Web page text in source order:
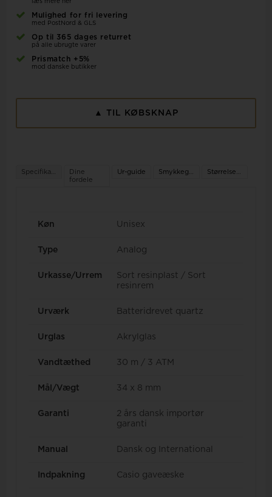
læs mere her
Mulighed for fri levering
med PostNord & GLS
Op til 365 dages returret
på alle ubrugte varer
Prismatch +5%
mod danske butikker
▲ TIL KØBSKNAP
Dine
fordele
Ur-guide
Køn Unisex
Type Analog
Urkasse/Urrem
Sort resinplast / Sort
resinrem
Urværk Batteridrevet quartz
Urglas Akrylglas
Vandtæthed 30 m / 3 ATM
Mål/Vægt 34 x 8 mm
Garanti
2 års dansk importør
garanti
Manual Dansk og International
Indpakning Casio gaveæske